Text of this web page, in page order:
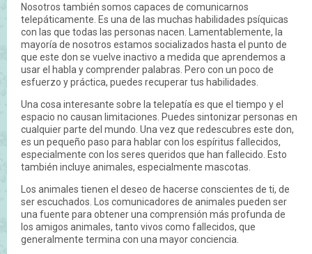
Nosotros también somos capaces de comunicarnos
telepáticamente. Es una de las muchas habilidades psíquicas
con las que todas las personas nacen. Lamentablemente, la
mayoría de nosotros estamos socializados hasta el punto de
que este don se vuelve inactivo a medida que aprendemos a
usar el habla y comprender palabras. Pero con un poco de
esfuerzo y práctica, puedes recuperar tus habilidades.
Una cosa interesante sobre la telepatía es que el tiempo y el
espacio no causan limitaciones. Puedes sintonizar personas en
cualquier parte del mundo. Una vez que redescubres este don,
es un pequeño paso para hablar con los espíritus fallecidos,
especialmente con los seres queridos que han fallecido. Esto
también incluye animales, especialmente mascotas.
Los animales tienen el deseo de hacerse conscientes de ti, de
ser escuchados. Los comunicadores de animales pueden ser
una fuente para obtener una comprensión más profunda de
los amigos animales, tanto vivos como fallecidos, que
generalmente termina con una mayor conciencia.